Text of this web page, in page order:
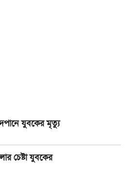
যুবকের মৃত্যু
চেষ্টা যুবকের